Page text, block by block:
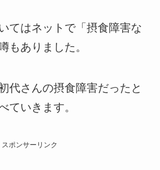
てはネットで「摂食障害な
もありました。
代さんの摂食障害だったと
ていきます。
スポンサーリンク